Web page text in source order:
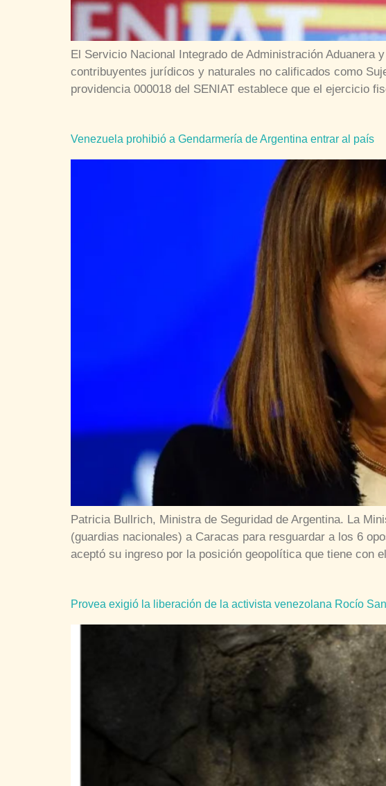
El Servicio Nacional Integrado de Administración Aduanera
contribuyentes jurídicos y naturales no calificados como
providencia 000018 del SENIAT establece que el ejercicio
Venezuela prohibió a Gendarmería de Argentina entrar al país
Patricia Bullrich, Ministra de Seguridad de Argentina. La
(guardias nacionales) a Caracas para resguardar a los 6
aceptó su ingreso por la posición geopolítica que tiene con
Provea exigió la liberación de la activista venezolana Rocío